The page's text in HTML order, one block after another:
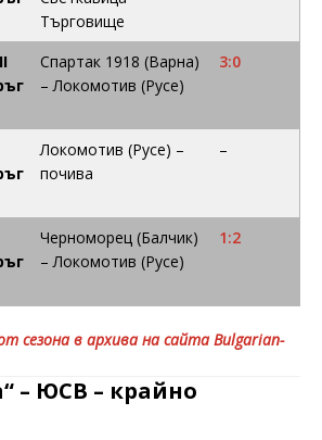
Търговище
Спартак 1918 (Варна)
– Локомотив (Русе)
3:0
Локомотив (Русе) –
почива
–
Черноморец (Балчик)
– Локомотив (Русе)
1:2
сезона в архива на сайта Bulgarian-
– ЮСВ – крайно